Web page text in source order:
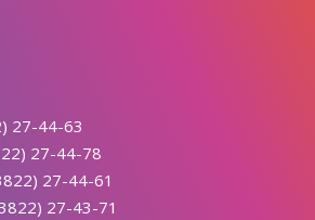
27-44-63
27-44-78
27-44-61
27-43-71